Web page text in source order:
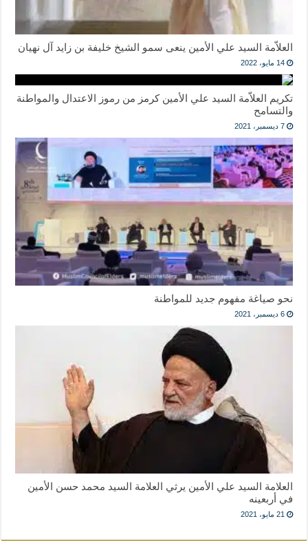
العلاّمة السيد علي الأمين ينعى سمو الشيخ خليفة بن زايد آل نهيان
14 مايو، 2022
تكريم العلاّمة السيد علي الأمين كرمز من رموز الاعتدال والمواطنة
والتسامح
7 ديسمبر، 2021
نحو صياغة مفهوم جديد للمواطنة
6 ديسمبر، 2021
العلامة السيد علي الأمين يرثي العلامة السيد محمد حسن الأمين
في أربعينه
21 مايو، 2021